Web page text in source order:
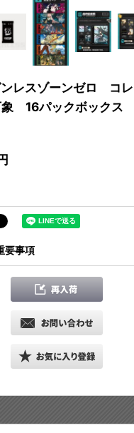
レスゾーンゼロ コ
16パックボックス
要事項